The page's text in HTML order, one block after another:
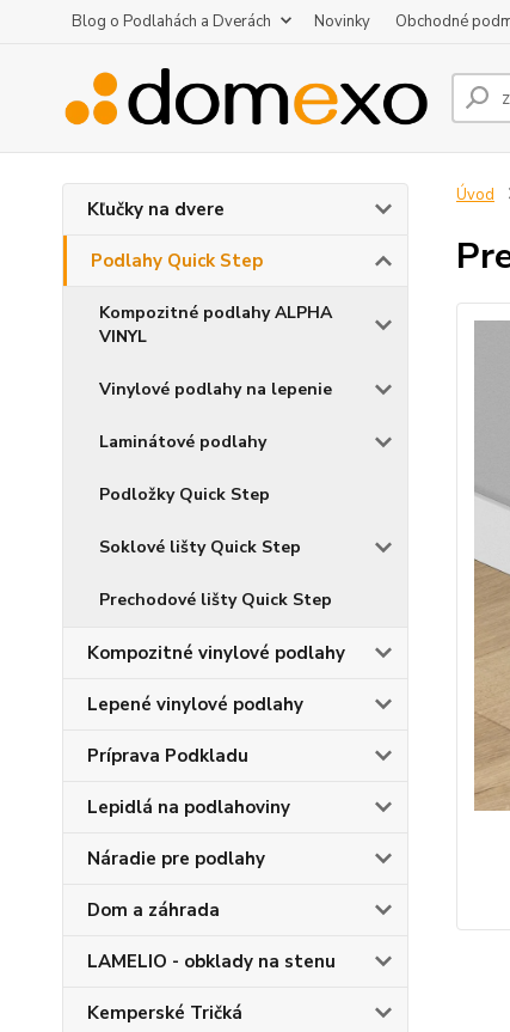
Blog o Podlahách a Dverách Novinky Obchodné
Kľučky na dvere
Podlahy Quick Step
Kompozitné podlahy ALPHA
VINYL
Vinylové podlahy na lepenie
Laminátové podlahy
Podložky Quick Step
Soklové lišty Quick Step
Prechodové lišty Quick Step
Kompozitné vinylové podlahy
Lepené vinylové podlahy
Príprava Podkladu
Lepidlá na podlahoviny
Náradie pre podlahy
Dom a záhrada
LAMELIO - obklady na stenu
Kemperské Tričká
Úvod